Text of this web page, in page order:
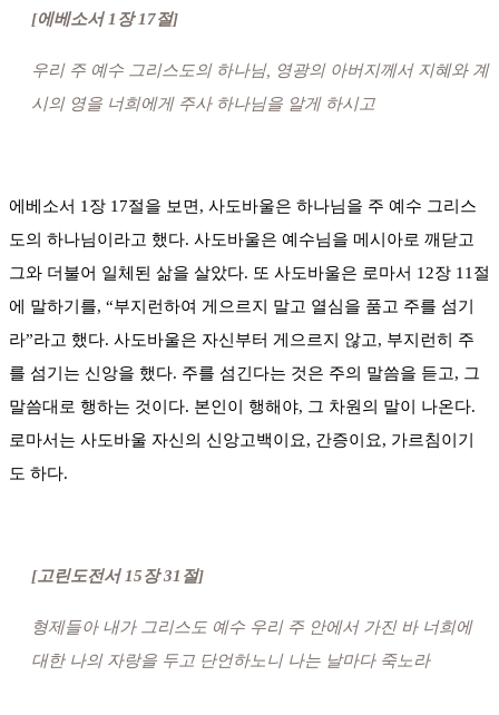
[에베소서 1장 17절]
우리 주 예수 그리스도의 하나님, 영광의 아버지께서 지혜와 계
시의 영을 너희에게 주사 하나님을 알게 하시고
에베소서 1장 17절을 보면, 사도바울은 하나님을 주 예수 그리스
도의 하나님이라고 했다. 사도바울은 예수님을 메시아로 깨닫고
그와 더불어 일체된 삶을 살았다. 또 사도바울은 로마서 12장 11절
에 말하기를, “부지런하여 게으르지 말고 열심을 품고 주를 섬기
라”라고 했다. 사도바울은 자신부터 게으르지 않고, 부지런히 주
를 섬기는 신앙을 했다. 주를 섬긴다는 것은 주의 말씀을 듣고, 그
말씀대로 행하는 것이다. 본인이 행해야, 그 차원의 말이 나온다.
로마서는 사도바울 자신의 신앙고백이요, 간증이요, 가르침이기
도 하다.
[고린도전서 15장 31절]
형제들아 내가 그리스도 예수 우리 주 안에서 가진 바 너희에
대한 나의 자랑을 두고 단언하노니 나는 날마다 죽노라